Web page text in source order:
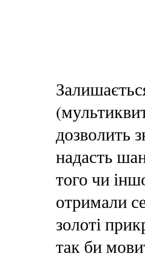
дозволить
надасть
того чи
отримали
золоті
так би